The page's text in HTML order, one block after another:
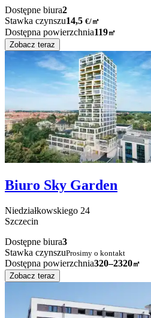
Dostępne biura2
Stawka czynszu14,5 €/㎡
Dostępna powierzchnia119㎡
Zobacz teraz
Biuro Sky Garden
Niedziałkowskiego 24
Szczecin
Dostępne biura3
Stawka czynszuProsimy o kontakt
Dostępna powierzchnia320–2320㎡
Zobacz teraz